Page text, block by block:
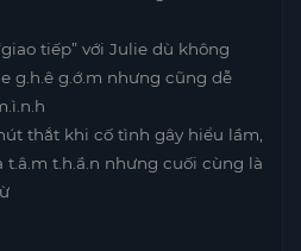
tiếp” với Julie dù không
g.h.ê g.ớ.m nhưng cũng dễ
thắt khi cố tình gây hiểu lầm,
t.â.m t.h.ầ.n nhưng cuối cùng là